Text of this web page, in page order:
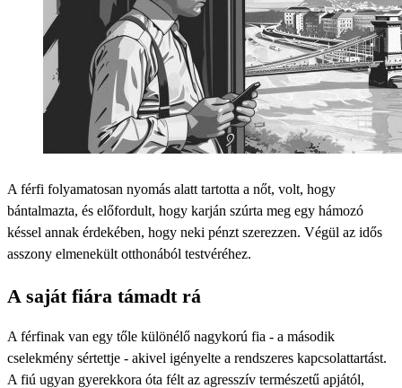
A férfi folyamatosan nyomás alatt tartotta a nőt, volt, hogy
bántalmazta, és előfordult, hogy karján szúrta meg egy hámozó
késsel annak érdekében, hogy neki pénzt szerezzen. Végül az idős
asszony elmenekült otthonából testvéréhez.
A saját fiára támadt rá
A férfinak van egy tőle különélő nagykorú fia - a második
cselekmény sértettje - akivel igényelte a rendszeres kapcsolattartást.
A fiú ugyan gyerekkora óta félt az agresszív természetű apjától,